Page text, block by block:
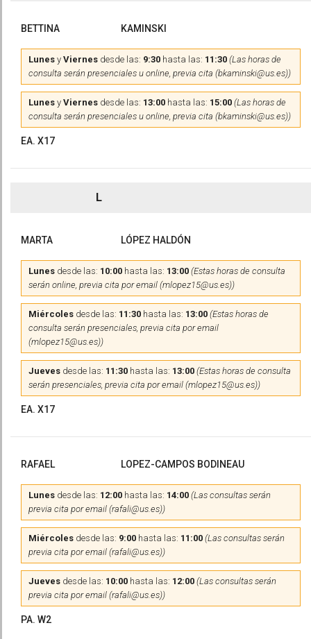
BETTINA KAMINSKI
Lunes y Viernes desde las: 9:30 hasta las: 11:30 (Las horas de
consulta serán presenciales u online, previa cita (bkaminski@us.es))
Lunes y Viernes desde las: 13:00 hasta las: 15:00 (Las horas de
consulta serán presenciales u online, previa cita (bkaminski@us.es))
EA. X17
L
MARTA LÓPEZ HALDÓN
Lunes desde las: 10:00 hasta las: 13:00 (Estas horas de consulta
serán online, previa cita por email (mlopez15@us.es))
Miércoles desde las: 11:30 hasta las: 13:00 (Estas horas de
consulta serán presenciales, previa cita por email
(mlopez15@us.es))
Jueves desde las: 11:30 hasta las: 13:00 (Estas horas de consulta
serán presenciales, previa cita por email (mlopez15@us.es))
EA. X17
RAFAEL LOPEZ-CAMPOS BODINEAU
Lunes desde las: 12:00 hasta las: 14:00 (Las consultas serán
previa cita por email (rafali@us.es))
Miércoles desde las: 9:00 hasta las: 11:00 (Las consultas serán
previa cita por email (rafali@us.es))
Jueves desde las: 10:00 hasta las: 12:00 (Las consultas serán
previa cita por email (rafali@us.es))
PA. W2